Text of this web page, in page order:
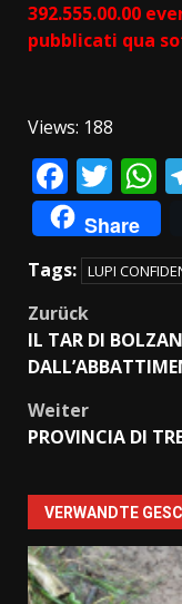
392.555.00.00
pubblicati qua
Views: 188
Share
Tags: LUPI
Zurück
IL TAR DI
Weiter
PROVINCIA DI
VERWANDTE